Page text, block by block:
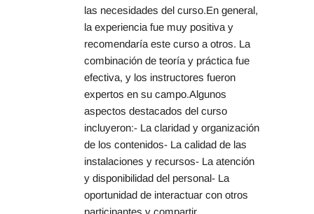
las necesidades del curso.En general,
la experiencia fue muy positiva y
recomendaría este curso a otros. La
combinación de teoría y práctica fue
efectiva, y los instructores fueron
expertos en su campo.Algunos
aspectos destacados del curso
incluyeron:- La claridad y organización
de los contenidos- La calidad de las
instalaciones y recursos- La atención
y disponibilidad del personal- La
oportunidad de interactuar con otros
participantes y compartir